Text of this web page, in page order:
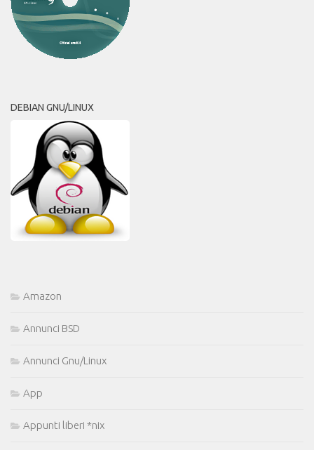
DEBIAN GNU/LINUX
Amazon
Annunci BSD
Annunci Gnu/Linux
App
Appunti liberi *nix